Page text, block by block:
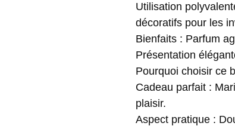
Utilisation
décoratifs pour les
Bienfaits : Parfum
Présentation
Pourquoi choisir ce
Cadeau parfait :
plaisir.
Aspect pratique :